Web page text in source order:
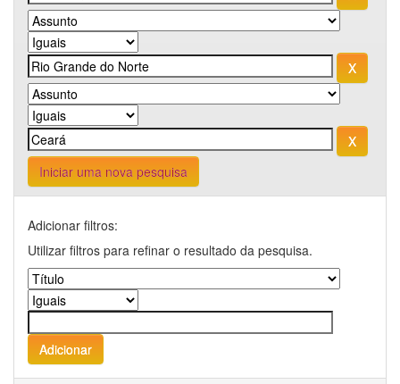
Iniciar uma nova pesquisa
Adicionar filtros:
Utilizar filtros para refinar o resultado da pesquisa.